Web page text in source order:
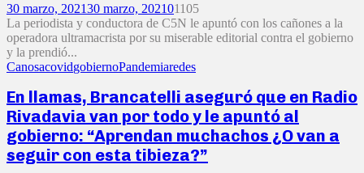
30 marzo, 202130 marzo, 202101105
La periodista y conductora de C5N le apuntó con los cañones a la
operadora ultramacrista por su miserable editorial contra el gobierno
y la prendió...
CanosacovidgobiernoPandemiaredes
En llamas, Brancatelli aseguró que en Radio
Rivadavia van por todo y le apuntó al
gobierno: “Aprendan muchachos ¿O van a
seguir con esta tibieza?”